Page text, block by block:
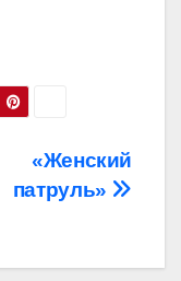
«Женский
патруль»